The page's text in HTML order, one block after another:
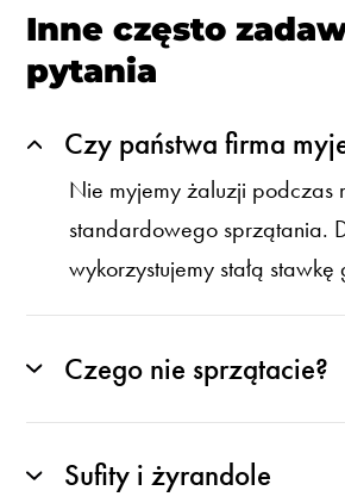
Inne często
pytania
Czy państwa firma
Nie myjemy żaluzji podczas
standardowego sprzątania.
wykorzystujemy stałą
Czego nie sprzątacie?
Sufity i żyrandole